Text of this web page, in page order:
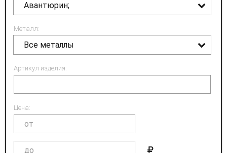
Авантюрин;
Металл:
Все металлы
Артикул изделия:
Цена: